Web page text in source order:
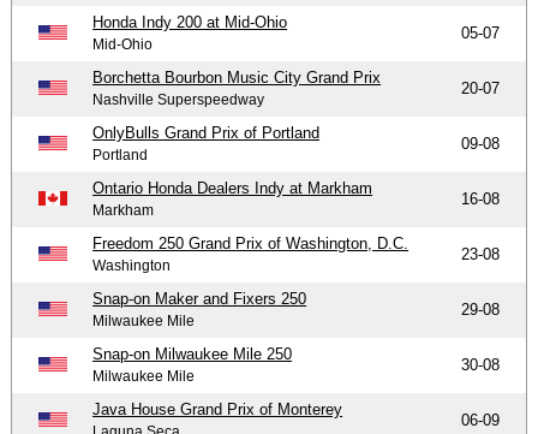
Honda Indy 200 at Mid-Ohio
Mid-Ohio
05-07
Borchetta Bourbon Music City Grand Prix
Nashville Superspeedway
20-07
OnlyBulls Grand Prix of Portland
Portland
09-08
Ontario Honda Dealers Indy at Markham
Markham
16-08
Freedom 250 Grand Prix of Washington, D.C.
Washington
23-08
Snap-on Maker and Fixers 250
Milwaukee Mile
29-08
Snap-on Milwaukee Mile 250
Milwaukee Mile
30-08
Java House Grand Prix of Monterey
06-09